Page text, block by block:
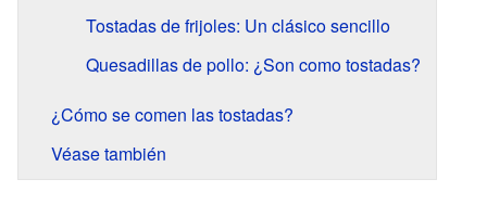
Tostadas de frijoles: Un clásico sencillo
Quesadillas de pollo: ¿Son como tostadas?
¿Cómo se comen las tostadas?
Véase también